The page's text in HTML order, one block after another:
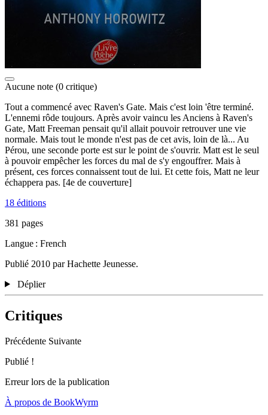
Aucune note (0 critique)
Tout a commencé avec Raven's Gate. Mais c'est loin 'être terminé.
L'ennemi rôde toujours. Après avoir vaincu les Anciens à Raven's
Gate, Matt Freeman pensait qu'il allait pouvoir retrouver une vie
normale. Mais tout le monde n'est pas de cet avis, loin de là... Au
Pérou, une seconde porte est sur le point de s'ouvrir. Matt est le seul
à pouvoir empêcher les forces du mal de s'y engouffrer. Mais à
présent, ces forces connaissent tout de lui. Et cette fois, Matt ne leur
échappera pas. [4e de couverture]
18 éditions
381 pages
Langue : French
Publié 2010 par Hachette Jeunesse.
Déplier
Critiques
Précédente Suivante
Publié !
Erreur lors de la publication
À propos de BookWyrm